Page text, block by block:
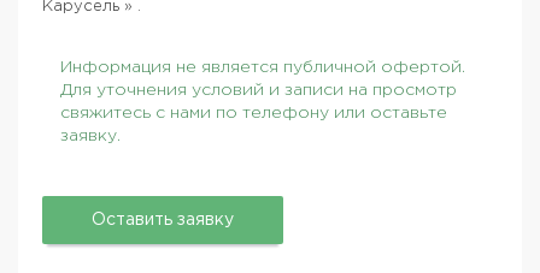
Карусель » .
Информация не является публичной офертой.
Для уточнения условий и записи на просмотр
свяжитесь с нами по телефону или оставьте
заявку.
Оставить заявку